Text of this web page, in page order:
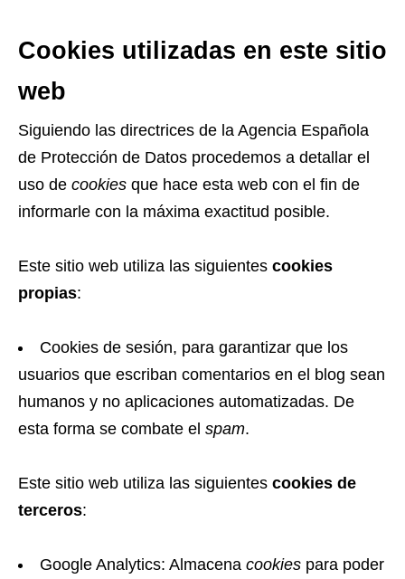
Cookies utilizadas en este sitio
web
Siguiendo las directrices de la Agencia Española
de Protección de Datos procedemos a detallar el
uso de cookies que hace esta web con el fin de
informarle con la máxima exactitud posible.
Este sitio web utiliza las siguientes cookies
propias:
Cookies de sesión, para garantizar que los
usuarios que escriban comentarios en el blog sean
humanos y no aplicaciones automatizadas. De
esta forma se combate el spam.
Este sitio web utiliza las siguientes cookies de
terceros:
Google Analytics: Almacena cookies para poder